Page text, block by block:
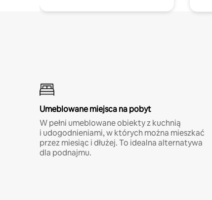
Umeblowane miejsca na pobyt
W pełni umeblowane obiekty z kuchnią
i udogodnieniami, w których można mieszkać
przez miesiąc i dłużej. To idealna alternatywa
dla podnajmu.